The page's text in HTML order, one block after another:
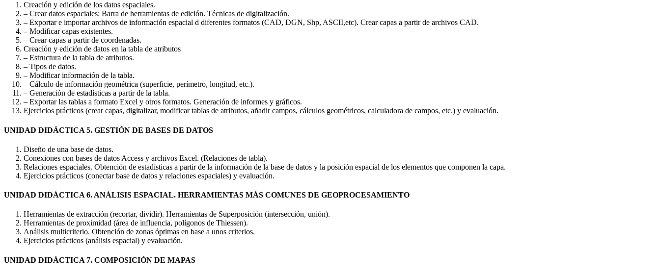
Creación y edición de los datos espaciales.
– Crear datos espaciales: Barra de herramientas de edición. Técnicas de digitalización.
– Exportar e importar archivos de información espacial d diferentes formatos (CAD, DGN, Shp, ASCII,etc). Crear capas a partir de archivos CAD.
– Modificar capas existentes.
– Crear capas a partir de coordenadas.
Creación y edición de datos en la tabla de atributos
– Estructura de la tabla de atributos.
– Tipos de datos.
– Modificar información de la tabla.
– Cálculo de información geométrica (superficie, perímetro, longitud, etc.).
– Generación de estadísticas a partir de la tabla.
– Exportar las tablas a formato Excel y otros formatos. Generación de informes y gráficos.
Ejercicios prácticos (crear capas, digitalizar, modificar tablas de atributos, añadir campos, cálculos geométricos, calculadora de campos, etc.) y evaluación.
UNIDAD DIDÁCTICA 5. GESTIÓN DE BASES DE DATOS
Diseño de una base de datos.
Conexiones con bases de datos Access y archivos Excel. (Relaciones de tabla).
Relaciones espaciales. Obtención de estadísticas a partir de la información de la base de datos y la posición espacial de los elementos que componen la capa.
Ejercicios prácticos (conectar base de datos y relaciones espaciales) y evaluación.
UNIDAD DIDÁCTICA 6. ANÁLISIS ESPACIAL. HERRAMIENTAS MÁS COMUNES DE GEOPROCESAMIENTO
Herramientas de extracción (recortar, dividir). Herramientas de Superposición (intersección, unión).
Herramientas de proximidad (área de influencia, polígonos de Thiessen).
Análisis multicriterio. Obtención de zonas óptimas en base a unos criterios.
Ejercicios prácticos (análisis espacial) y evaluación.
UNIDAD DIDÁCTICA 7. COMPOSICIÓN DE MAPAS